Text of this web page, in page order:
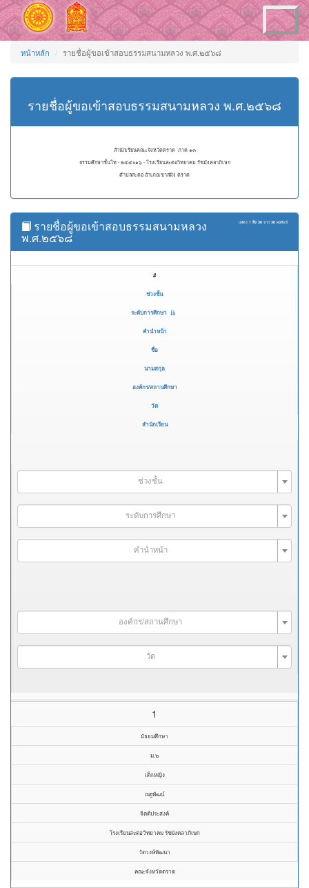
Toggle
navigation
หน้าหลัก รายชื่อผู้ขอเข้าสอบธรรมสนามหลวง พ.ศ.๒๕๖๘
รายชื่อผู้ขอเข้าสอบธรรมสนามหลวง พ.ศ.๒๕๖๘
สำนักเรียนคณะจังหวัดตราด ภาค ๑๓
ธรรมศึกษาชั้นโท - ๒๕๕๐๑๖ - โรงเรียนสะตอวิทยาคม รัชมังคลาภิเษก
ตำบลสะตอ อำเภอเขาสมิง ตราด
แสดง 1 ถึง 38 จาก 38 ผลลัพธ์
รายชื่อผู้ขอเข้าสอบธรรมสนามหลวง
พ.ศ.๒๕๖๘
#
ช่วงชั้น
ระดับการศึกษา
คำนำหน้า
ชื่อ
นามสกุล
องค์กร/สถานศึกษา
วัด
สำนักเรียน
ช่วงชั้น
ระดับการศึกษา
คำนำหน้า
องค์กร/สถานศึกษา
วัด
1
มัธยมศึกษา
ม.๒
เด็กหญิง
ณฐพัฒน์
จิตต์ประสงค์
โรงเรียนสะตอวิทยาคม รัชมังคลาภิเษก
วัดวงษ์พัฒนา
คณะจังหวัดตราด